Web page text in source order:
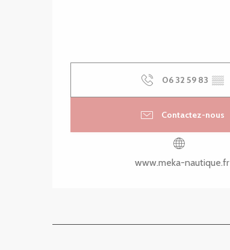
06 32 59 83 ▒▒
Contactez-nous
www.meka-nautique.fr